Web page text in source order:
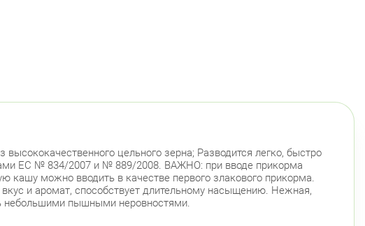
цельного зерна; Разводится легко, быстро
ЕС № 834/2007 и № 889/2008. ВАЖНО: при вводе прикорма
можно вводить в качестве первого злакового прикорма.
и аромат, способствует длительному насыщению. Нежная,
небольшими пышными неровностями.